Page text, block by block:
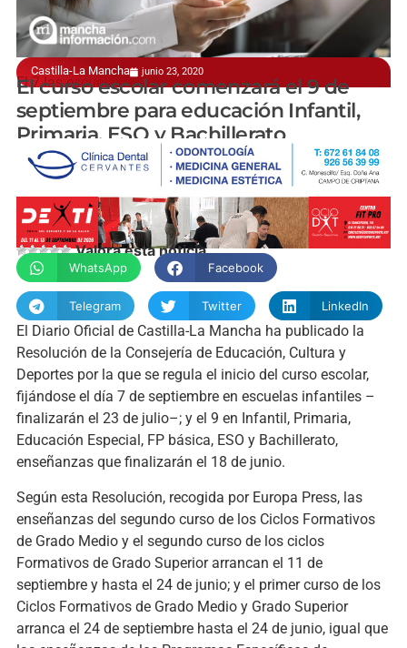
Castilla-La Mancha junio 23, 2020
El 7 las escuelas infantiles
El curso escolar comenzará el 9 de
septiembre para educación Infantil,
Primaria, ESO y Bachillerato
manchainformacion.com
Valora esta noticia
WhatsApp Facebook
Telegram Twitter LinkedIn
El Diario Oficial de Castilla-La Mancha ha publicado la
Resolución de la Consejería de Educación, Cultura y
Deportes por la que se regula el inicio del curso escolar,
fijándose el día 7 de septiembre en escuelas infantiles –
finalizarán el 23 de julio–; y el 9 en Infantil, Primaria,
Educación Especial, FP básica, ESO y Bachillerato,
enseñanzas que finalizarán el 18 de junio.
Según esta Resolución, recogida por Europa Press, las
enseñanzas del segundo curso de los Ciclos Formativos
de Grado Medio y el segundo curso de los ciclos
Formativos de Grado Superior arrancan el 11 de
septiembre y hasta el 24 de junio; y el primer curso de los
Ciclos Formativos de Grado Medio y Grado Superior
arranca el 24 de septiembre hasta el 24 de junio, igual que